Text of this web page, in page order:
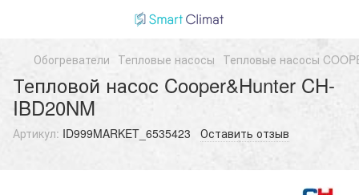
Обогреватели Тепловые насосы Тепловые насосы
Тепловой насос Cooper&Hunter CH-
IBD20NM
Артикул: ID999MARKET_6535423 Оставить отзыв